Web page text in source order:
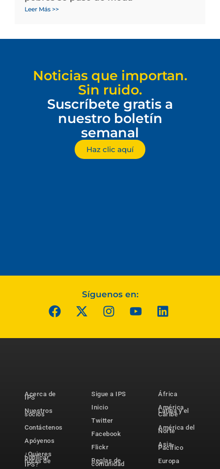
Leer Más >>
Noticias que importan.
Sin ruido.
Suscríbete gratis a
nuestro boletín
semanal
Haz clic aquí
Síguenos en:
Acerca de
IPS
Nuestros
socios
Contáctenos
Apóyenos
¿Quieres
publicar
notas de
IPS?
Sigue a IPS
Inicio
Twitter
Facebook
Flickr
Reglas de
comunidad
África
América
Latina y el
Caribe
América del
Norte
Asia-
Pacífico
Europa